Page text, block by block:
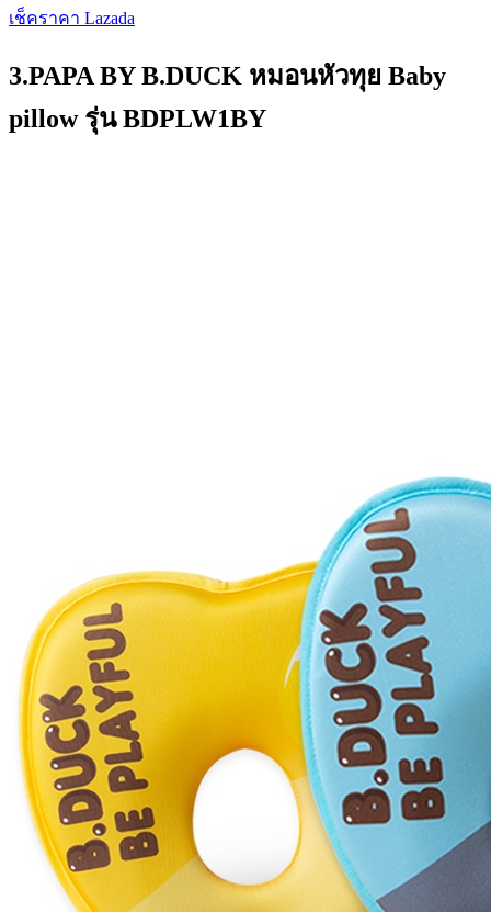
เช็คราคา Lazada
3.PAPA BY B.DUCK หมอนหัวทุย Baby
pillow รุ่น BDPLW1BY